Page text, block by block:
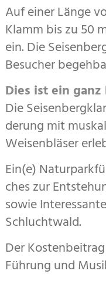
Auf einer Länge
Klamm bis zu 50
ein. Die
Besucher
Dies ist ein
Die
derung mit
Weisen­bläser
Ein(e)
ches zur
sowie
Schlucht­wald.
Der
Führung und